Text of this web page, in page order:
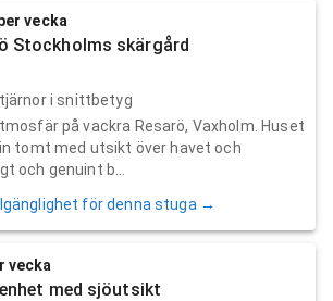
vecka
Stockholms skärgård
i snittbetyg
på vackra Resarö, Vaxholm. Huset
tomt med utsikt över havet och
och genuint b...
för denna stuga →
vecka
med sjöutsikt